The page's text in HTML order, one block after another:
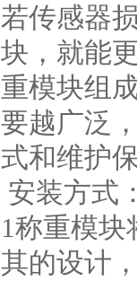
若传感器
块，就能
重模块组
要越广泛
式和维护
安装方式
1称重模块
其的设计